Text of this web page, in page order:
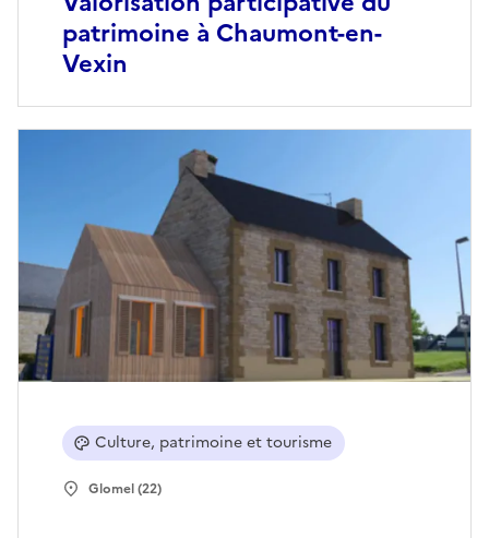
patrimoine à Chaumont-en-
Vexin
Culture, patrimoine et tourisme
Glomel (22)